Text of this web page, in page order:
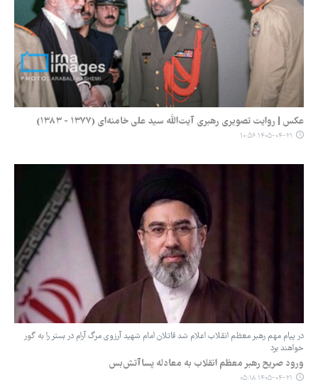
عکس | روایت تصویری رهبری آیت‌الله سید علی خامنه‌ای (۱۳۷۷ - ۱۳۸۳)
۱۴۰۵-۰۴-۲۱ ۱۰:۵۶
در پیام مهم رهبر معظم انقلاب اعلام شد قاتلان امام شهید آرزوی مرگ آرام در بستر را به گور
خواهند برد
ورود صریح رهبر معظم انقلاب به معادله پساآتش‌بس
۱۴۰۵-۰۴-۲۱ ۰۵:۱۸